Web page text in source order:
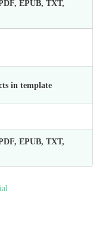
EPUB, TXT,
in template
EPUB, TXT,